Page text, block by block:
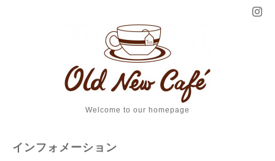
Welcome to our homepage
インフォメーション